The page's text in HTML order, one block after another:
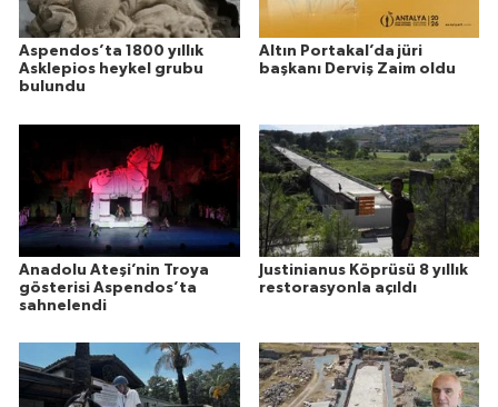
Aspendos’ta 1800 yıllık
Asklepios heykel grubu
bulundu
Altın Portakal’da jüri
başkanı Derviş Zaim oldu
Anadolu Ateşi’nin Troya
gösterisi Aspendos’ta
sahnelendi
Justinianus Köprüsü 8 yıllık
restorasyonla açıldı